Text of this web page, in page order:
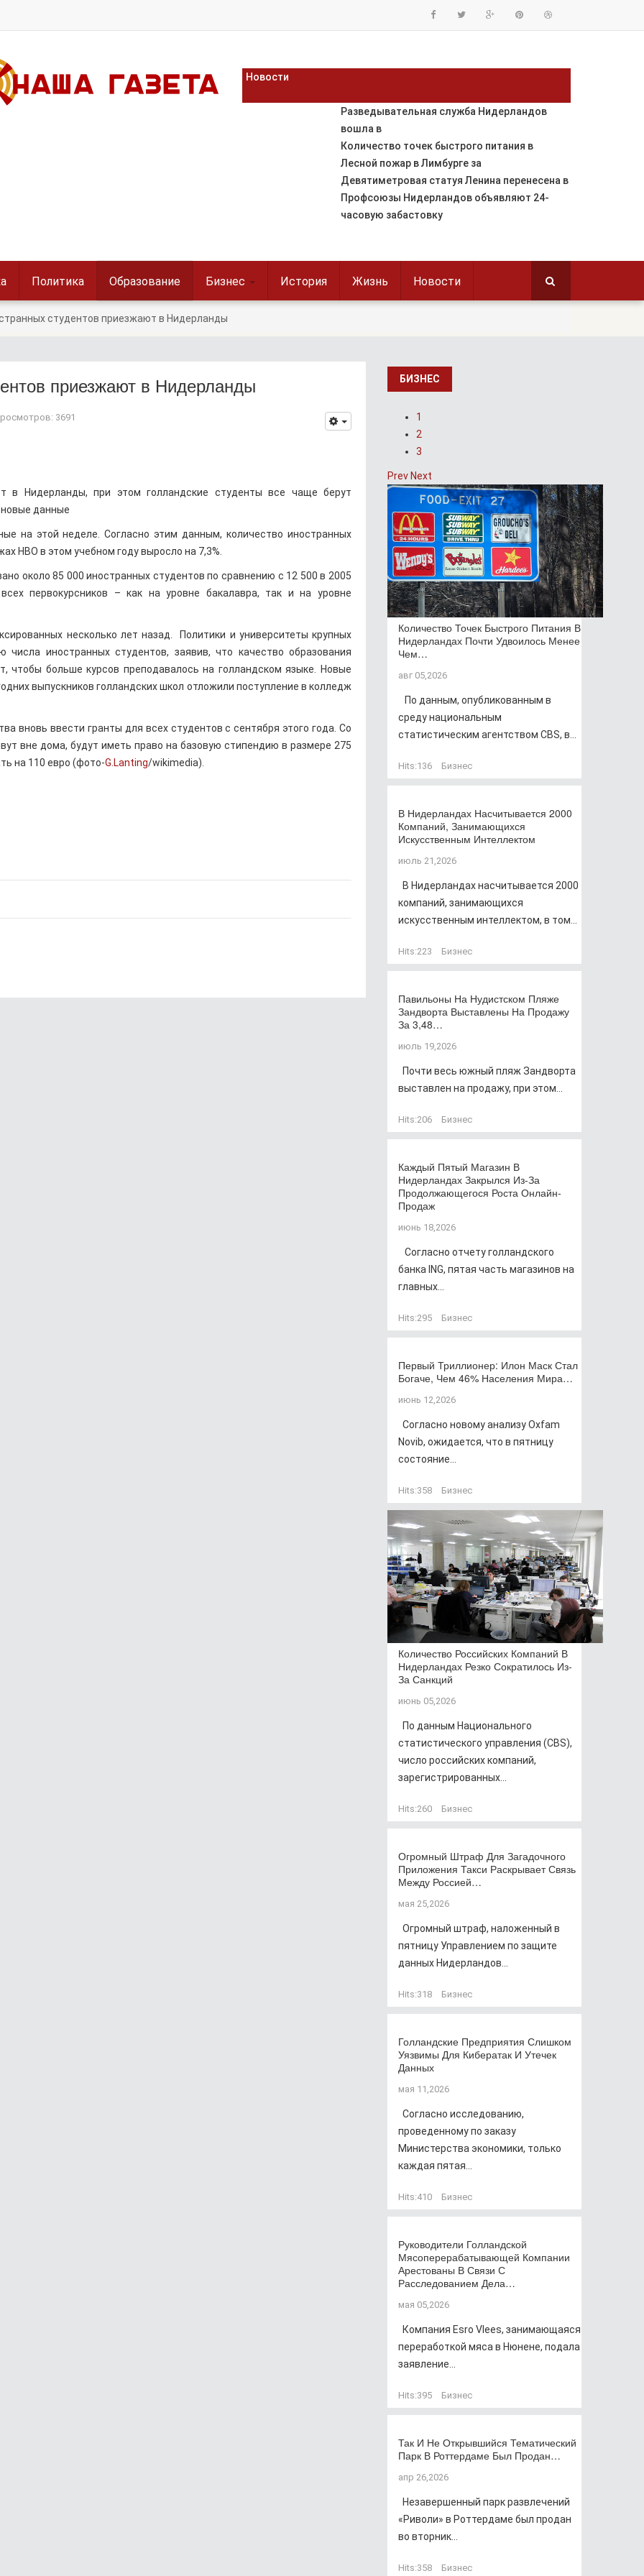
Новости
Разведывательная служба Нидерландов
вошла в
Количество точек быстрого питания в
Лесной пожар в Лимбурге за
Девятиметровая статуя Ленина перенесена в
Профсоюзы Нидерландов объявляют 24-
часовую забастовку
Политика Образование Бизнес История Жизнь Новости
студентов приезжают в Нидерланды
приезжают в Нидерланды
3691
в Нидерланды, при этом голландские студенты все чаще берут
данные
на этой неделе. Согласно этим данным, количество иностранных
HBO в этом учебном году выросло на 7,3%.
около 85 000 иностранных студентов по сравнению с 12 500 в 2005
первокурсников – как на уровне бакалавра, так и на уровне
несколько лет назад. Политики и университеты крупных
иностранных студентов, заявив, что качество образования
чтобы больше курсов преподавалось на голландском языке. Новые
выпускников голландских школ отложили поступление в колледж
вновь ввести гранты для всех студентов с сентября этого года. Со
вне дома, будут иметь право на базовую стипендию в размере 275
на 110 евро (фото-G.Lanting/wikimedia).
БИЗНЕС
1
2
3
Prev Next
Количество Точек Быстрого Питания В
Нидерландах Почти Удвоилось Менее
Чем…
авг 05,2026
По данным, опубликованным в
среду национальным
статистическим агентством CBS, в...
Hits:136 Бизнес
В Нидерландах Насчитывается 2000
Компаний, Занимающихся
Искусственным Интеллектом
июль 21,2026
В Нидерландах насчитывается 2000
компаний, занимающихся
искусственным интеллектом, в том...
Hits:223 Бизнес
Павильоны На Нудистском Пляже
Зандворта Выставлены На Продажу
За 3,48…
июль 19,2026
Почти весь южный пляж Зандворта
выставлен на продажу, при этом...
Hits:206 Бизнес
Каждый Пятый Магазин В
Нидерландах Закрылся Из-За
Продолжающегося Роста Онлайн-
Продаж
июнь 18,2026
Согласно отчету голландского
банка ING, пятая часть магазинов на
главных...
Hits:295 Бизнес
Первый Триллионер: Илон Маск Стал
Богаче, Чем 46% Населения Мира…
июнь 12,2026
Согласно новому анализу Oxfam
Novib, ожидается, что в пятницу
состояние...
Hits:358 Бизнес
Количество Российских Компаний В
Нидерландах Резко Сократилось Из-
За Санкций
июнь 05,2026
По данным Национального
статистического управления (CBS),
число российских компаний,
зарегистрированных...
Hits:260 Бизнес
Огромный Штраф Для Загадочного
Приложения Такси Раскрывает Связь
Между Россией…
мая 25,2026
Огромный штраф, наложенный в
пятницу Управлением по защите
данных Нидерландов...
Hits:318 Бизнес
Голландские Предприятия Слишком
Уязвимы Для Кибератак И Утечек
Данных
мая 11,2026
Согласно исследованию,
проведенному по заказу
Министерства экономики, только
каждая пятая...
Hits:410 Бизнес
Руководители Голландской
Мясоперерабатывающей Компании
Арестованы В Связи С
Расследованием Дела…
мая 05,2026
Компания Esro Vlees, занимающаяся
переработкой мяса в Нюнене, подала
заявление...
Hits:395 Бизнес
Так И Не Открывшийся Тематический
Парк В Роттердаме Был Продан…
апр 26,2026
Незавершенный парк развлечений
«Риволи» в Роттердаме был продан
во вторник...
Hits:358 Бизнес